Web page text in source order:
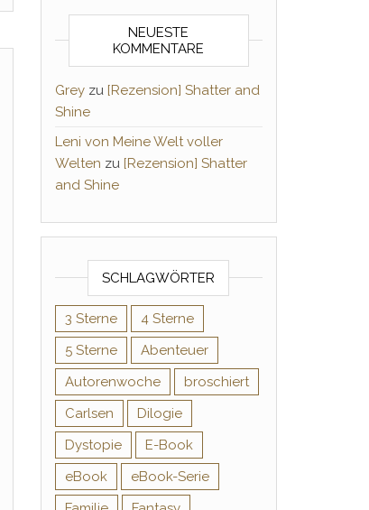
NEUESTE
KOMMENTARE
Greyzu [Rezension] Shatter and
Shine
Leni von Meine Welt voller
Welten zu [Rezension] Shatter
and Shine
SCHLAGWÖRTER
3 Sterne
4 Sterne
5 Sterne
Abenteuer
Autorenwoche
broschiert
Carlsen
Dilogie
Dystopie
E-Book
eBook
eBook-Serie